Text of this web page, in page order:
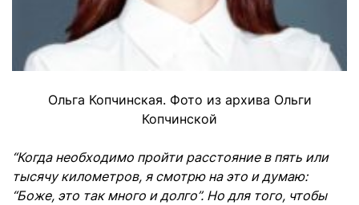
Ольга Копчинская. Фото из архива Ольги
Копчинской
“Когда необходимо пройти расстояние в пять или
тысячу километров, я смотрю на это и думаю:
“Боже, это так много и долго”. Но для того, чтобы